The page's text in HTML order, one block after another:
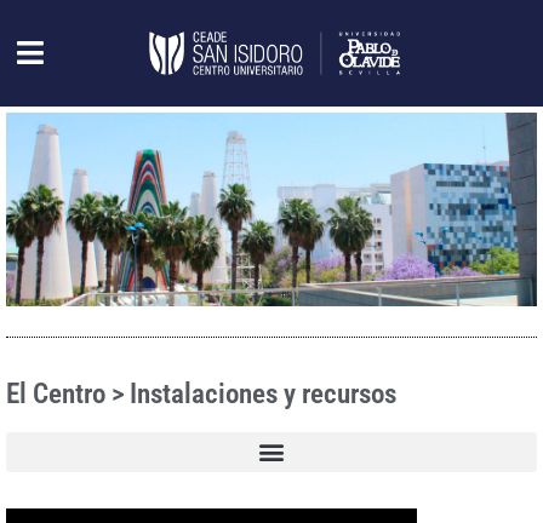
El Centro > Instalaciones y recursos